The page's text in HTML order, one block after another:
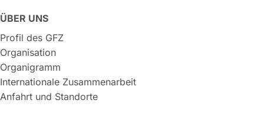
ÜBER UNS
Profil des GFZ
Organisation
Organigramm
Internationale Zusammenarbeit
Anfahrt und Standorte